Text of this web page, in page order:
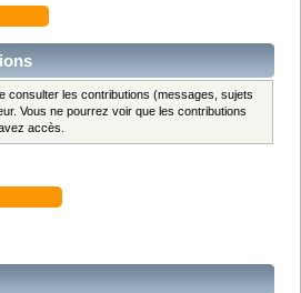
consulter les contributions (messages, sujets
Vous ne pourrez voir que les contributions
accès.